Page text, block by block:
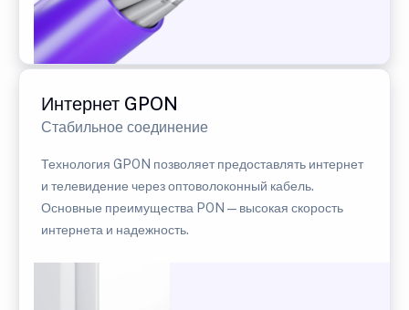
Интернет GPON
Стабильное соединение
Технология GPON позволяет предоставлять интернет
и телевидение через оптоволоконный кабель.
Основные преимущества PON — высокая скорость
интернета и надежность.